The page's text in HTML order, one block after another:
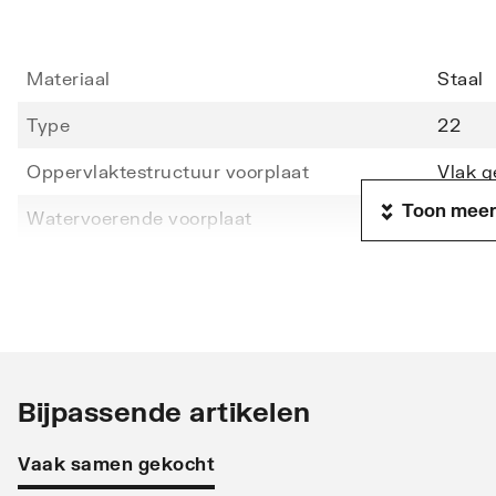
Materiaal Staal
Type 22
Oppervlaktestructuur voorplaat Vlak
Watervoerende voorplaat Nee
Warmteafgifte EN 442 20°C - 55/45
Toon meer
Bijpassende artikelen
Vaak samen gekocht